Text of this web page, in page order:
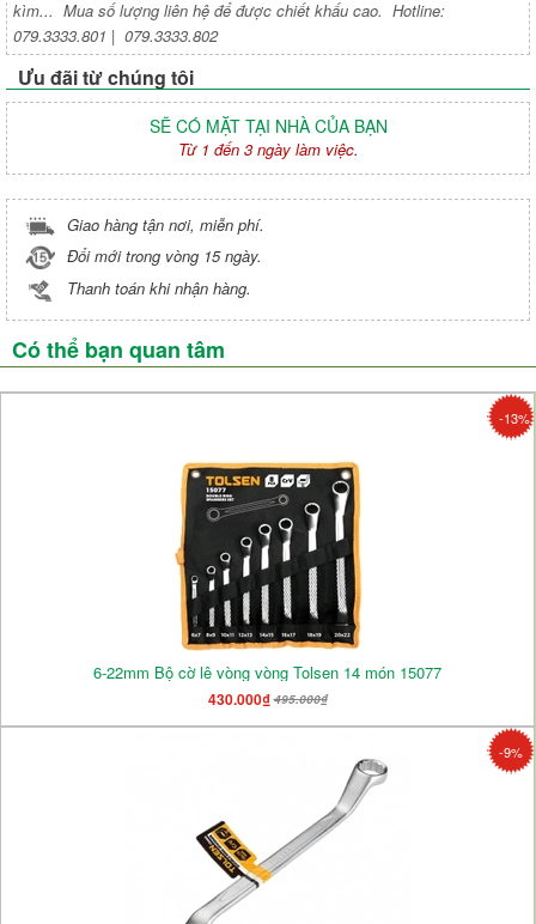
kìm... Mua số lượng liên hệ để được chiết khấu cao. Hotline:
079.3333.801 | 079.3333.802
Ưu đãi từ chúng tôi
SẼ CÓ MẶT TẠI NHÀ CỦA BẠN
Từ 1 đến 3 ngày làm việc.
Giao hàng tận nơi, miễn phí.
Đổi mới trong vòng 15 ngày.
Thanh toán khi nhận hàng.
Có thể bạn quan tâm
-13%
6-22mm Bộ cờ lê vòng vòng Tolsen 14 món 15077
430.000₫495.000₫
-9%